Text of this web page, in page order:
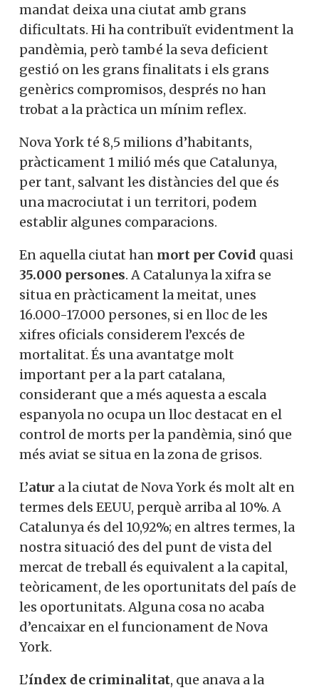
mandat deixa una ciutat amb grans
dificultats. Hi ha contribuït evidentment la
pandèmia, però també la seva deficient
gestió on les grans finalitats i els grans
genèrics compromisos, després no han
trobat a la pràctica un mínim reflex.
Nova York té 8,5 milions d’habitants,
pràcticament 1 milió més que Catalunya,
per tant, salvant les distàncies del que és
una macrociutat i un territori, podem
establir algunes comparacions.
En aquella ciutat han mort per Covid quasi
35.000 persones. A Catalunya la xifra se
situa en pràcticament la meitat, unes
16.000-17.000 persones, si en lloc de les
xifres oficials considerem l’excés de
mortalitat. És una avantatge molt
important per a la part catalana,
considerant que a més aquesta a escala
espanyola no ocupa un lloc destacat en el
control de morts per la pandèmia, sinó que
més aviat se situa en la zona de grisos.
L’atur a la ciutat de Nova York és molt alt en
termes dels EEUU, perquè arriba al 10%. A
Catalunya és del 10,92%; en altres termes, la
nostra situació des del punt de vista del
mercat de treball és equivalent a la capital,
teòricament, de les oportunitats del país de
les oportunitats. Alguna cosa no acaba
d’encaixar en el funcionament de Nova
York.
L’índex de criminalitat, que anava a la